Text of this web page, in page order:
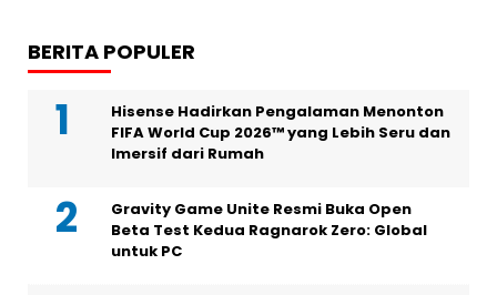
BERITA POPULER
Hisense Hadirkan Pengalaman Menonton
FIFA World Cup 2026™ yang Lebih Seru dan
Imersif dari Rumah
Gravity Game Unite Resmi Buka Open
Beta Test Kedua Ragnarok Zero: Global
untuk PC